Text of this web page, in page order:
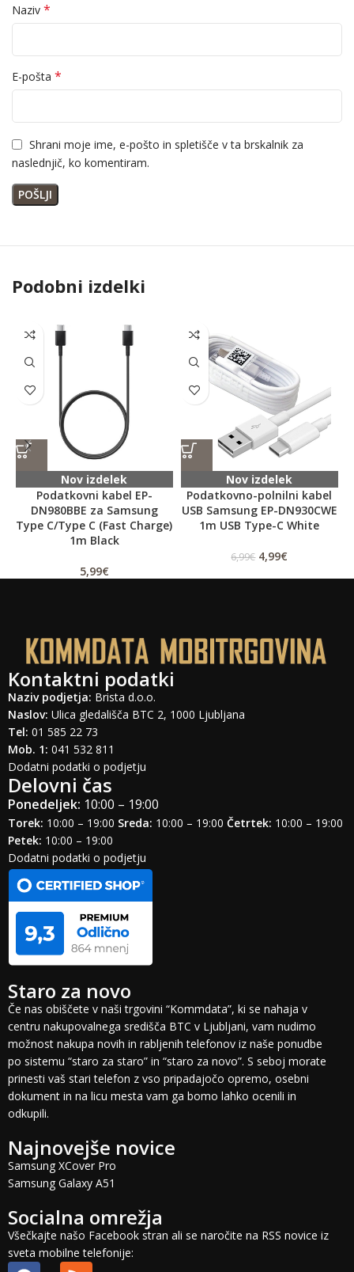
Naziv *
E-pošta *
Shrani moje ime, e-pošto in spletišče v ta brskalnik za
naslednjič, ko komentiram.
Podobni izdelki
Nov izdelek
Podatkovni kabel EP-
DN980BBE za Samsung
Type C/Type C (Fast Charge)
1m Black
5,99€
Nov izdelek
Podatkovno-polnilni kabel
USB Samsung EP-DN930CWE
1m USB Type-C White
6,99€ 4,99€
Kontaktni podatki
Naziv podjetja: Brista d.o.o.
Naslov: Ulica gledališča BTC 2, 1000 Ljubljana
Tel: 01 585 22 73
Mob. 1: 041 532 811
Dodatni podatki o podjetju
Delovni čas
Ponedeljek: 10:00 – 19:00
Torek: 10:00 – 19:00 Sreda: 10:00 – 19:00 Četrtek: 10:00 – 19:00
Petek: 10:00 – 19:00
Dodatni podatki o podjetju
Staro za novo
Če nas obiščete v naši trgovini “Kommdata”, ki se nahaja v
centru nakupovalnega središča BTC v Ljubljani, vam nudimo
možnost nakupa novih in rabljenih telefonov iz naše ponudbe
po sistemu “staro za staro” in “staro za novo”. S seboj morate
prinesti vaš stari telefon z vso pripadajočo opremo, osebni
dokument in na licu mesta vam ga bomo lahko ocenili in
odkupili.
Najnovejše novice
Samsung XCover Pro
Samsung Galaxy A51
Socialna omrežja
Všečkajte našo Facebook stran ali se naročite na RSS novice iz
sveta mobilne telefonije: